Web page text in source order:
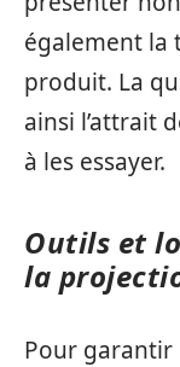
également la
produit. La
ainsi l’attrait
à les essayer.
Outils et
la
Pour garantir